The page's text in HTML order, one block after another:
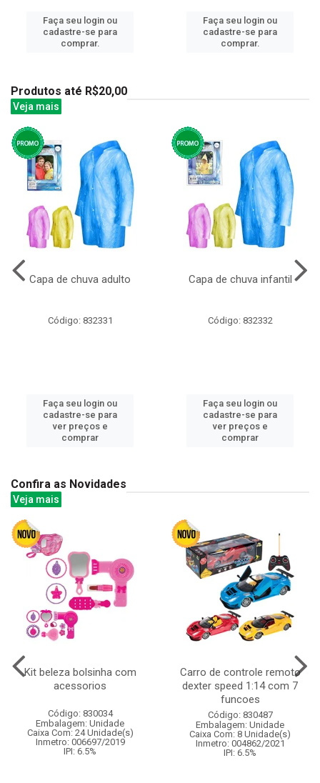
Faça seu login ou
cadastre-se para
comprar.
Faça seu login ou
cadastre-se para
comprar.
Produtos até R$20,00
Veja mais
Capa de chuva adulto
Código: 832331
Faça seu login ou
cadastre-se para
ver preços e
comprar
Capa de chuva infantil
Código: 832332
Faça seu login ou
cadastre-se para
ver preços e
comprar
Confira as Novidades
Veja mais
Kit beleza bolsinha com
acessorios
Código: 830034
Embalagem: Unidade
Caixa Com: 24 Unidade(s)
Inmetro: 006697/2019
IPI: 6.5%
Carro de controle remoto
dexter speed 1:14 com 7
funcoes
Código: 830487
Embalagem: Unidade
Caixa Com: 8 Unidade(s)
Inmetro: 004862/2021
IPI: 6.5%